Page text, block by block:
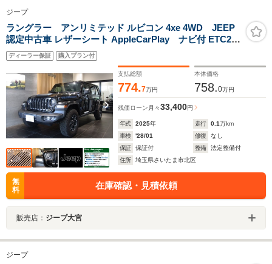
ジープ
ラングラー アンリミテッド ルビコン 4xe 4WD JEEP
認定中古車 レザーシート AppleCarPlay ナビ付 ETC2.0
アルミホイール シートヒーター ヒーテッドステアリング
ホイール クロカン ACC機能 PHEV 左ハンドル
ディーラー保証 購入プラン付
支払総額
774.7万円
本体価格
758.0万円
残価ローン 月々33,400円
年式 2025年 走行 0.1万km
車検
'28/01 修復
なし
保証
保証付 整備
法定整備付
住所
埼玉県さいたま市北区
無
料
在庫確認・見積依頼
販売店： ジープ大宮
ジープ